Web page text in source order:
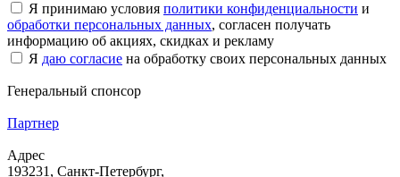
Я принимаю условия политики конфиденциальности и
обработки персональных данных, согласен получать
информацию об акциях, скидках и рекламу
Я даю согласие на обработку своих персональных данных
Генеральный спонсор
Партнер
Адрес
193231, Санкт-Петербург,